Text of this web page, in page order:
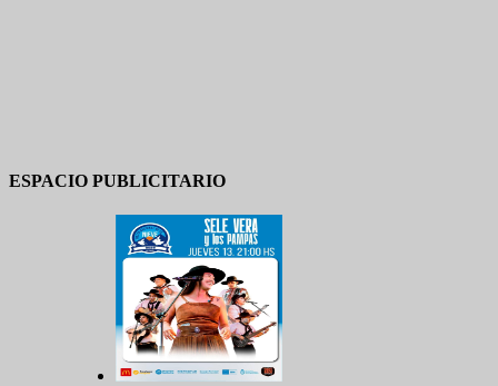
ESPACIO PUBLICITARIO